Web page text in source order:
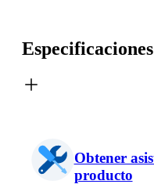
Obtener
producto